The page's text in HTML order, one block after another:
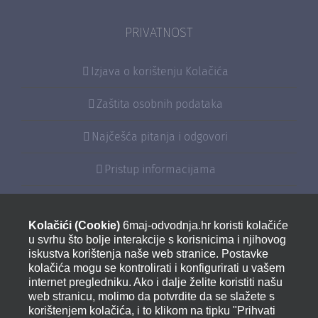
PRIVATNOST
Izjava o korištenju Kolačića
Zaštita osobnih podataka
Najčešća pitanja i odgovori
Pristup informacijama
Izjava o pristupačnosti
KONTAKT
Kolačići (Cookie) 6maj-odvodnja.hr koristi kolačiće
u svrhu što bolje interakcije s korisnicima i njihovog
iskustva korištenja naše web stranice. Postavke
kolačića mogu se kontrolirati i konfigurirati u vašem
internet pregledniku. Ako i dalje želite koristiti našu
web stranicu, molimo da potvrdite da se slažete s
korištenjem kolačića, i to klikom na tipku "Prihvati